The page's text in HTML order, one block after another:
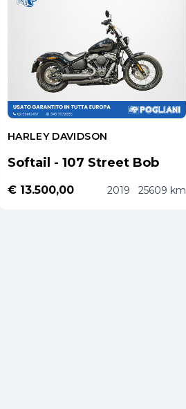
HARLEY DAVIDSON
Softail - 107 Street Bob
€ 13.500,00 2019 25609 km